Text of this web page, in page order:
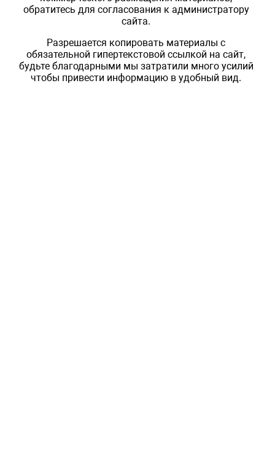
обратитесь для согласования к администратору
сайта.
Разрешается копировать материалы с
обязательной гипертекстовой ссылкой на сайт,
будьте благодарными мы затратили много усилий
чтобы привести информацию в удобный вид.